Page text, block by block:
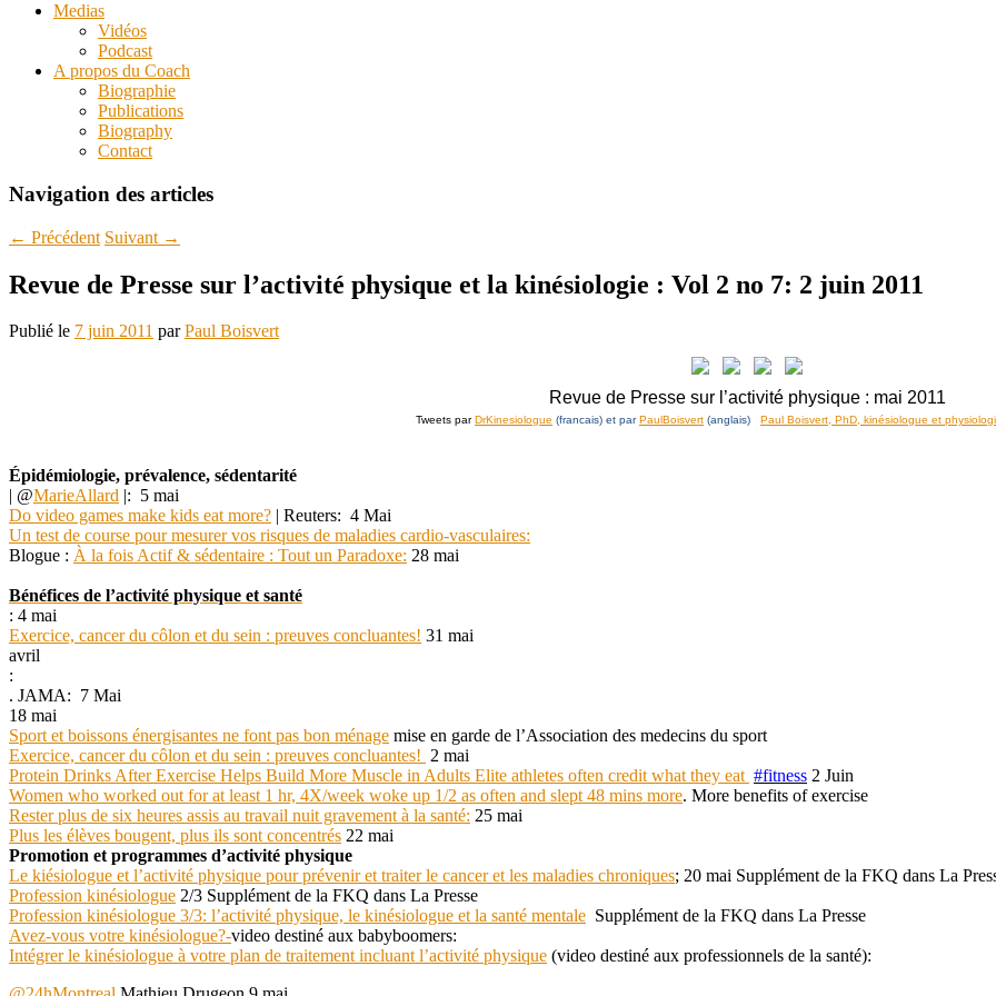
Medias
Vidéos
Podcast
A propos du Coach
Biographie
Publications
Biography
Contact
Navigation des articles
← Précédent Suivant →
Revue de Presse sur l’activité physique et la kinésiologie : Vol 2 no 7: 2 juin 2011
Publié le 7 juin 2011 parPaul Boisvert
Revue de Presse sur l’activité physique : mai 2011
Tweets par DrKinesiologue (francais) et par PaulBoisvert (anglais) Paul Boisvert, PhD, kinésiologue et
Épidémiologie, prévalence, sédentarité
| @MarieAllard |: 5 mai
Do video games make kids eat more? | Reuters: 4 Mai
Un test de course pour mesurer vos risques de maladies cardio-vasculaires:
Blogue : À la fois Actif & sédentaire : Tout un Paradoxe: 28 mai
Bénéfices de l’activité physique et santé
: 4 mai
Exercice, cancer du côlon et du sein : preuves concluantes! 31 mai
avril
:
. JAMA: 7 Mai
18 mai
Sport et boissons énergisantes ne font pas bon ménage mise en garde de l’Association des medecins du sport
Exercice, cancer du côlon et du sein : preuves concluantes! 2 mai
Protein Drinks After Exercise Helps Build More Muscle in Adults Elite athletes often credit what they eat #fitness 2 Juin
Women who worked out for at least 1 hr, 4X/week woke up 1/2 as often and slept 48 mins more. More benefits of exercise
Rester plus de six heures assis au travail nuit gravement à la santé: 25 mai
Plus les élèves bougent, plus ils sont concentrés 22 mai
Promotion et programmes d’activité physique
Le kiésiologue et l’activité physique pour prévenir et traiter le cancer et les maladies chroniques; 20 mai Supplément de la FKQ dans La
Profession kinésiologue 2/3 Supplément de la FKQ dans La Presse
Profession kinésiologue 3/3: l’activité physique, le kinésiologue et la santé mentale Supplément de la FKQ dans La Presse
Avez-vous votre kinésiologue?-video destiné aux babyboomers:
Intégrer le kinésiologue à votre plan de traitement incluant l’activité physique (video destiné aux professionnels de la santé):